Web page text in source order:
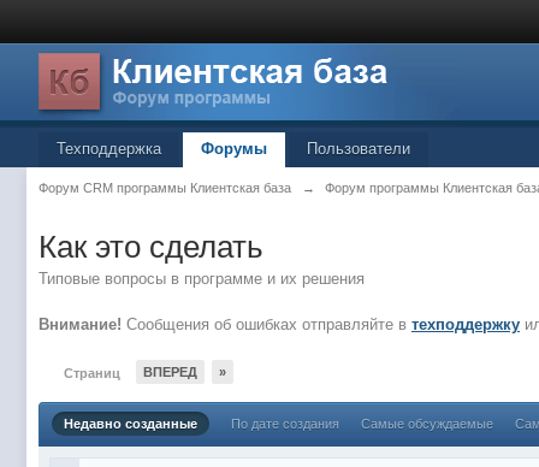
Техподдержка Форумы Пользователи
Форум CRM программы Клиентская база → Форум программы Клиентская
Как это сделать
Типовые вопросы в программе и их решения
Внимание! Сообщения об ошибках отправляйте в техподдержку
Страниц ВПЕРЕД »
Недавно созданные По дате создания Самые обсуждаемые